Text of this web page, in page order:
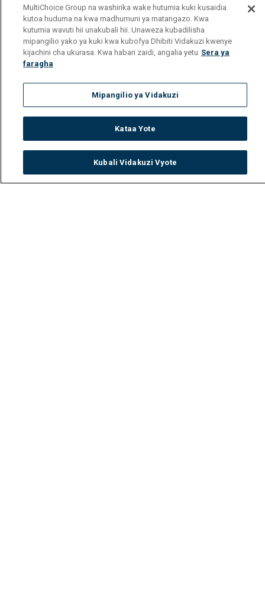
TV Guide
MultiChoice Group na washirika wake hutumia kuki kusaidia
kutoa huduma na kwa madhumuni ya matangazo. Kwa
kutumia wavuti hii unakubali hii. Unaweza kubadilisha
mipangilio yako ya kuki kwa kubofya Dhibiti Vidakuzi kwenye
kijachini cha ukurasa. Kwa habari zaidi, angalia yetu Sera ya
faragha
Mipangilio ya Vidakuzi
Kataa Yote
Kubali Vidakuzi Vyote